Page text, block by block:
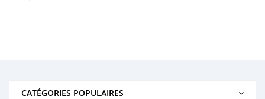
CATÉGORIES POPULAIRES